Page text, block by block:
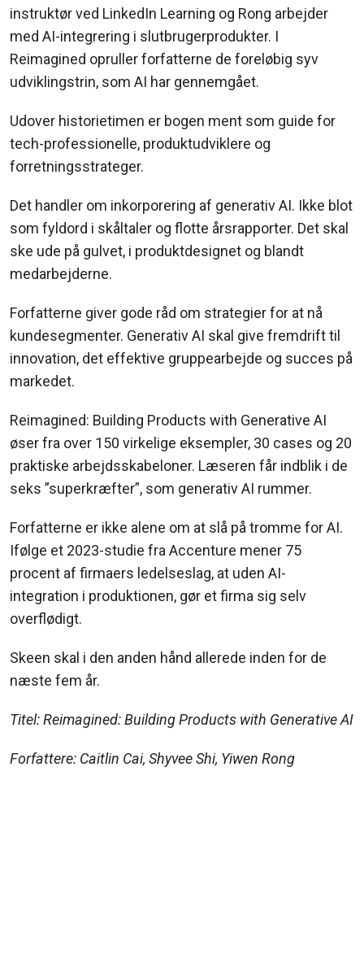
instruktør ved LinkedIn Learning og Rong arbejder
med AI-integrering i slutbrugerprodukter. I
Reimagined opruller forfatterne de foreløbig syv
udviklingstrin, som AI har gennemgået.
Udover historietimen er bogen ment som guide for
tech-professionelle, produktudviklere og
forretningsstrateger.
Det handler om inkorporering af generativ AI. Ikke blot
som fyldord i skåltaler og flotte årsrapporter. Det skal
ske ude på gulvet, i produktdesignet og blandt
medarbejderne.
Forfatterne giver gode råd om strategier for at nå
kundesegmenter. Generativ AI skal give fremdrift til
innovation, det effektive gruppearbejde og succes på
markedet.
Reimagined: Building Products with Generative AI
øser fra over 150 virkelige eksempler, 30 cases og 20
praktiske arbejdsskabeloner. Læseren får indblik i de
seks ”superkræfter”, som generativ AI rummer.
Forfatterne er ikke alene om at slå på tromme for AI.
Ifølge et 2023-studie fra Accenture mener 75
procent af firmaers ledelseslag, at uden AI-
integration i produktionen, gør et firma sig selv
overflødigt.
Skeen skal i den anden hånd allerede inden for de
næste fem år.
Titel: Reimagined: Building Products with Generative AI
Forfattere: Caitlin Cai, Shyvee Shi, Yiwen Rong